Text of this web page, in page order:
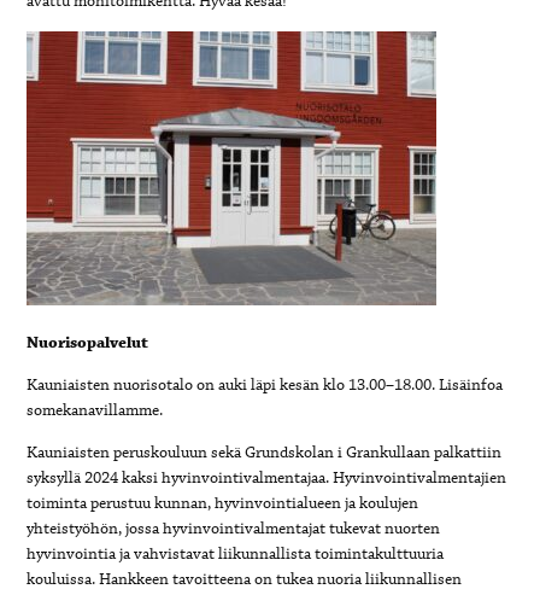
Nuorisopalvelut
Kauniaisten nuorisotalo on auki läpi kesän klo 13.00–18.00. Lisäinfoa
somekanavillamme.
Kauniaisten peruskouluun sekä Grundskolan i Grankullaan palkattiin
syksyllä 2024 kaksi hyvinvointivalmentajaa. Hyvinvointivalmentajien
toiminta perustuu kunnan, hyvinvointialueen ja koulujen
yhteistyöhön, jossa hyvinvointivalmentajat tukevat nuorten
hyvinvointia ja vahvistavat liikunnallista toimintakulttuuria
kouluissa. Hankkeen tavoitteena on tukea nuoria liikunnallisen